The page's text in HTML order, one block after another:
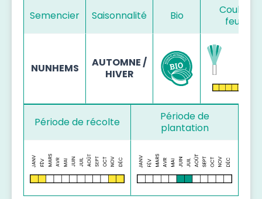
Semencier Saisonnalité Bio
Couleur
NUNHEMS
AUTOMNE /
HIVER
Période de récolte
Période de
plantation